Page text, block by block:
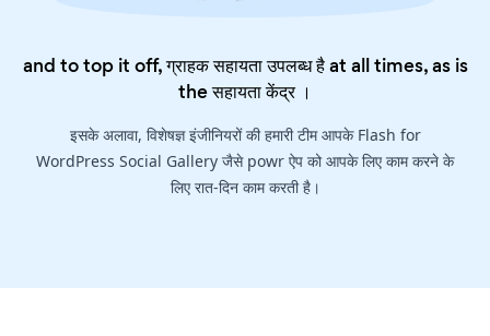
and to top it off, ग्राहक सहायता उपलब्ध है at all times, as is
theसहायता केंद्र।
इसके अलावा, विशेषज्ञ इंजीनियरों की हमारी टीम आपके Flash for
WordPress Social Gallery जैसे powr ऐप को आपके लिए काम करने के
लिए रात-दिन काम करती है।